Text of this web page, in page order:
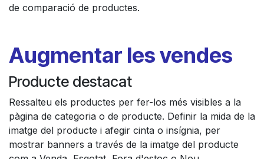
de comparació de productes.
Augmentar les vendes
Producte destacat
Ressalteu els productes per fer-los més visibles a la
pàgina de categoria o de producte. Definir la mida de la
imatge del producte i afegir cinta o insígnia, per
mostrar banners a través de la imatge del producte